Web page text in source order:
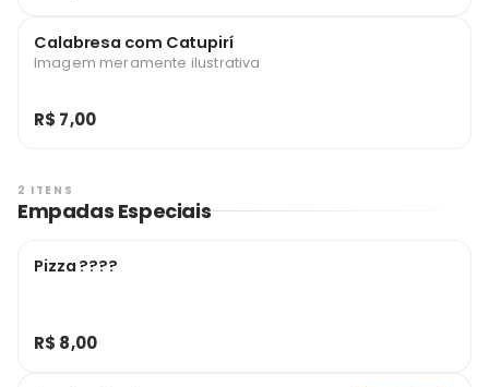
Calabresa com Catupirí
Imagem meramente ilustrativa
R$ 7,00
2 ITENS
Empadas Especiais
Pizza ????
R$ 8,00